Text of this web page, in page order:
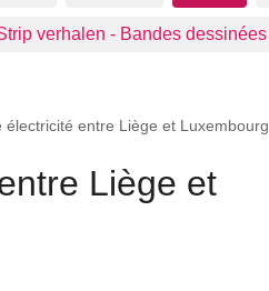
verhalen - Bandes dessinées
électricité entre Liège et Luxembourg
Liège et